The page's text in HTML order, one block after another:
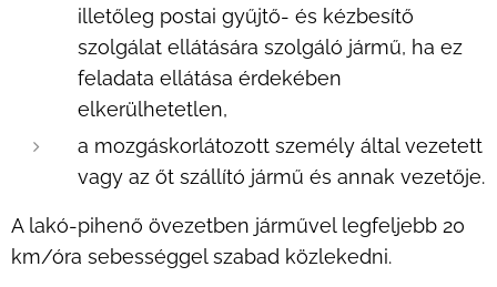
illetőleg postai gyűjtő- és kézbesítő
szolgálat ellátására szolgáló jármű, ha ez
feladata ellátása érdekében
elkerülhetetlen,
a mozgáskorlátozott személy által vezetett
vagy az őt szállító jármű és annak vezetője.
A lakó-pihenő övezetben járművel legfeljebb 20
km/óra sebességgel szabad közlekedni.